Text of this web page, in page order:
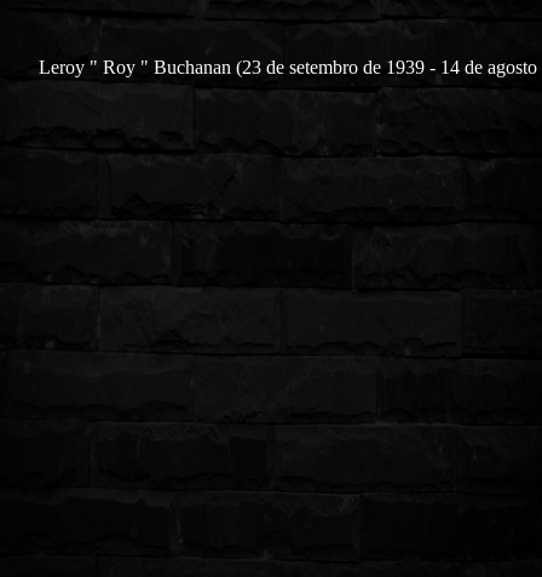
Leroy " Roy " Buchanan (23 de setembro de 1939 - 14 de agosto